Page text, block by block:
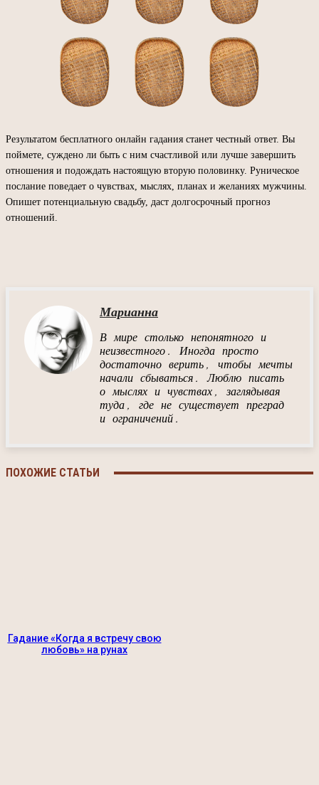
Результатом бесплатного онлайн гадания станет честный ответ. Вы
поймете, суждено ли быть с ним счастливой или лучше завершить
отношения и подождать настоящую вторую половинку. Руническое
послание поведает о чувствах, мыслях, планах и желаниях мужчины.
Опишет потенциальную свадьбу, даст долгосрочный прогноз
отношений.
Марианна
В мире столько непонятного и
неизвестного. Иногда просто
достаточно верить, чтобы мечты
начали сбываться. Люблю писать
о мыслях и чувствах, заглядывая
туда, где не существует преград
и ограничений.
ПОХОЖИЕ СТАТЬИ
Гадание «Когда я встречу свою
любовь» на рунах